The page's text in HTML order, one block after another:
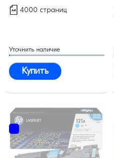
4000 страниц
Уточнить наличие
Купить